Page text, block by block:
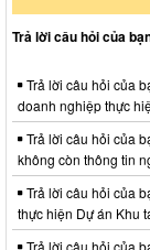
Trả lời câu hỏi của
Trả lời câu hỏi của
doanh nghiệp thực
Trả lời câu hỏi của
không còn thông tin
Trả lời câu hỏi của
thực hiện Dự án Khu
Trả lời câu hỏi của